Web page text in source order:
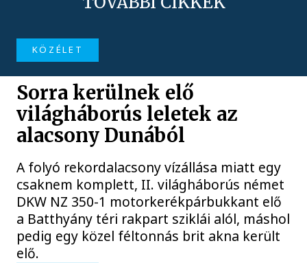
KÖZÉLET
Sorra kerülnek elő
világháborús leletek az
alacsony Dunából
A folyó rekordalacsony vízállása miatt egy
csaknem komplett, II. világháborús német
DKW NZ 350-1 motorkerékpárbukkant elő
a Batthyány téri rakpart sziklái alól, máshol
pedig egy közel féltonnás brit akna került
elő.